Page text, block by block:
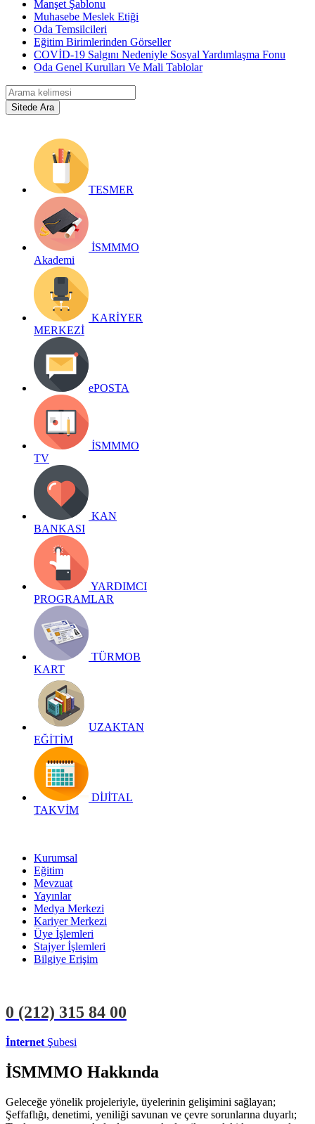
Manşet Şablonu
Muhasebe Meslek Etiği
Oda Temsilcileri
Eğitim Birimlerinden Görseller
COVİD-19 Salgını Nedeniyle Sosyal Yardımlaşma Fonu
Oda Genel Kurulları Ve Mali Tablolar
TESMER
İSMMMO
Akademi
KARİYER
MERKEZİ
ePOSTA
İSMMMO
TV
KAN
BANKASI
YARDIMCI
PROGRAMLAR
TÜRMOB
KART
UZAKTAN
EĞİTİM
DİJİTAL
TAKVİM
Kurumsal
Eğitim
Mevzuat
Yayınlar
Medya Merkezi
Kariyer Merkezi
Üye İşlemleri
Stajyer İşlemleri
Bilgiye Erişim
0 (212) 315 84 00
İnternet Şubesi
İSMMMO Hakkında
Geleceğe yönelik projeleriyle, üyelerinin gelişimini sağlayan;
Şeffaflığı, denetimi, yeniliği savunan ve çevre sorunlarına duyarlı;